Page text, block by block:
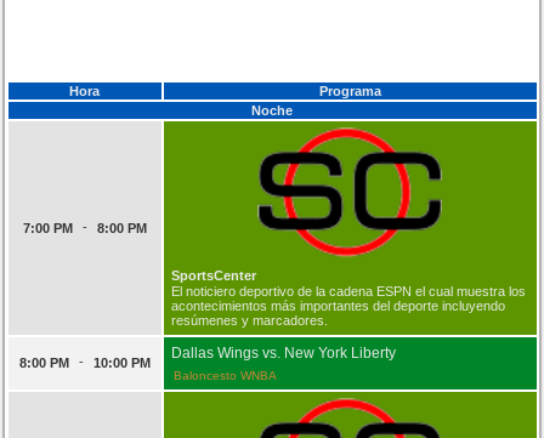
Hora
Programa
Noche
7:00 PM - 8:00 PM
SportsCenter
El noticiero deportivo de la cadena ESPN el cual muestra los
acontecimientos más importantes del deporte incluyendo
resúmenes y marcadores.
8:00 PM - 10:00 PM
Dallas Wings vs. New York Liberty
Baloncesto WNBA